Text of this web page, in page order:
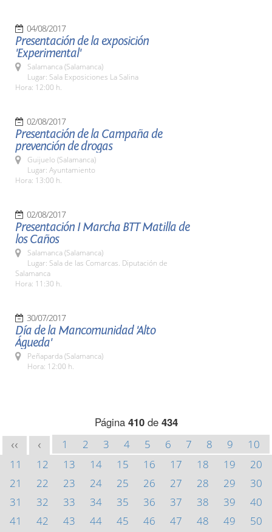
04/08/2017
Presentación de la exposición
'Experimental'
Salamanca (Salamanca)
Lugar: Sala Exposiciones La Salina
Hora: 12:00 h.
02/08/2017
Presentación de la Campaña de
prevención de drogas
Guijuelo (Salamanca)
Lugar: Ayuntamiento
Hora: 13:00 h.
02/08/2017
Presentación I Marcha BTT Matilla de
los Caños
Salamanca (Salamanca)
Lugar: Sala de las Comarcas. Diputación de
Salamanca
Hora: 11:30 h.
30/07/2017
Día de la Mancomunidad 'Alto
Águeda'
Peñaparda (Salamanca)
Hora: 12:00 h.
Página 410de 434
<< < 1 2 3 4 5 6 7 8 9
10
11
12 13 14 15 16 17 18 19
20
21
22 23 24 25 26 27 28 29
30
31
32 33 34 35 36 37 38 39
40
41
42 43 44 45 46 47 48 49
50